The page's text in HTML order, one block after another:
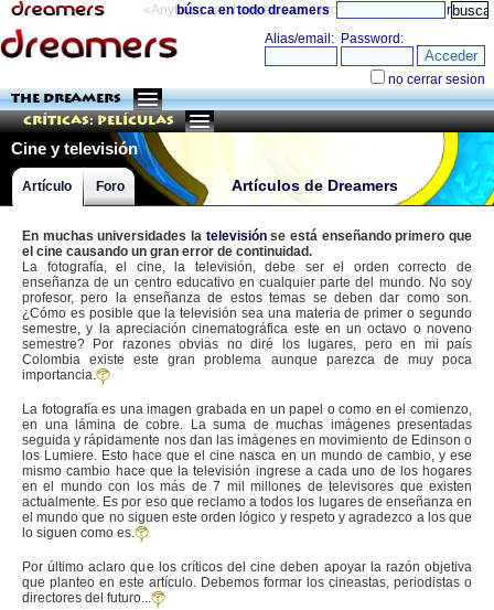
«Anything can happen and it probably will» directorio
búsca en todo dreamers
THE DREAMERS
Críticas: Películas
Cine y televisión
Artículos de Dreamers
Artículo Foro
En muchas universidades la televisiónse está enseñando primero que
el cine causando un gran error de continuidad.
La fotografía, el cine, la televisión, debe ser el orden correcto de
enseñanza de un centro educativo en cualquier parte del mundo. No soy
profesor, pero la enseñanza de estos temas se deben dar como son.
¿Cómo es posible que la televisión sea una materia de primer o segundo
semestre, y la apreciación cinematográfica este en un octavo o noveno
semestre? Por razones obvias no diré los lugares, pero en mi país
Colombia existe este gran problema aunque parezca de muy poca
importancia.
La fotografía es una imagen grabada en un papel o como en el comienzo,
en una lámina de cobre. La suma de muchas imágenes presentadas
seguida y rápidamente nos dan las imágenes en movimiento de Edinson o
los Lumiere. Esto hace que el cine nasca en un mundo de cambio, y ese
mismo cambio hace que la televisión ingrese a cada uno de los hogares
en el mundo con los más de 7 mil millones de televisores que existen
actualmente. Es por eso que reclamo a todos los lugares de enseñanza en
el mundo que no siguen este orden lógico y respeto y agradezco a los que
lo siguen como es.
Por último aclaro que los críticos del cine deben apoyar la razón objetiva
que planteo en este artículo. Debemos formar los cineastas, periodistas o
directores del futuro...